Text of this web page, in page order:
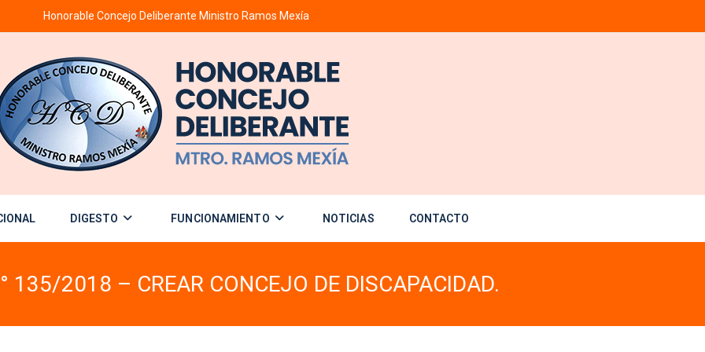
Honorable Concejo Deliberante Ministro Ramos Mexía
DIGESTO FUNCIONAMIENTO NOTICIAS CONTACTO
135/2018 – CREAR CONCEJO DE DISCAPACIDAD.